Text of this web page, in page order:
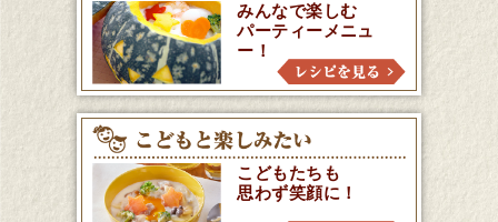
みんなで楽しむ
パーティーメニュ
ー！
こどもたちも
思わず笑顔に！